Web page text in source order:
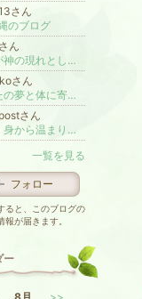
さん
のブログ
ん
「自分が神の現れとして生かされていることに、感謝して生きる場」です。
さん
「あなたの夢と体に寄り添います」元メジャーリーガートレーナー&鍼灸師 SEIKO
さん
芯・心・身から温まりホッとゆるむ笑顔の時間〜大阪の薬局とテラヘルツ岩盤浴の風樂。
一覧を見る
フォロー
ると、このブログの
報が届きます。
ー